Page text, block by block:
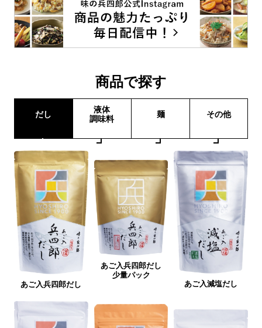
商品で探す
だし
液体
調味料
麺 その他
あご入兵四郎だし
あご入兵四郎だし
少量パック
あご入減塩だし